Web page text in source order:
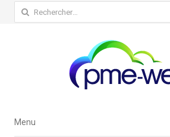
Rechercher :
Menu
Menu